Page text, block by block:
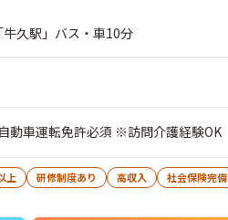
久駅」バス・車10分
動車運転免許必須 ※訪問介護経験OK
上 研修制度あり 高収入
社会保険完備